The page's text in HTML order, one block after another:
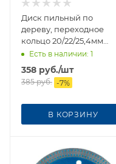
Диск пильный по
дереву, переходное
кольцо 20/22/25,4мм
165*30*24Т 74-1-164
Есть в наличии: 1
358 руб./шт
385руб. -7%
В КОРЗИНУ